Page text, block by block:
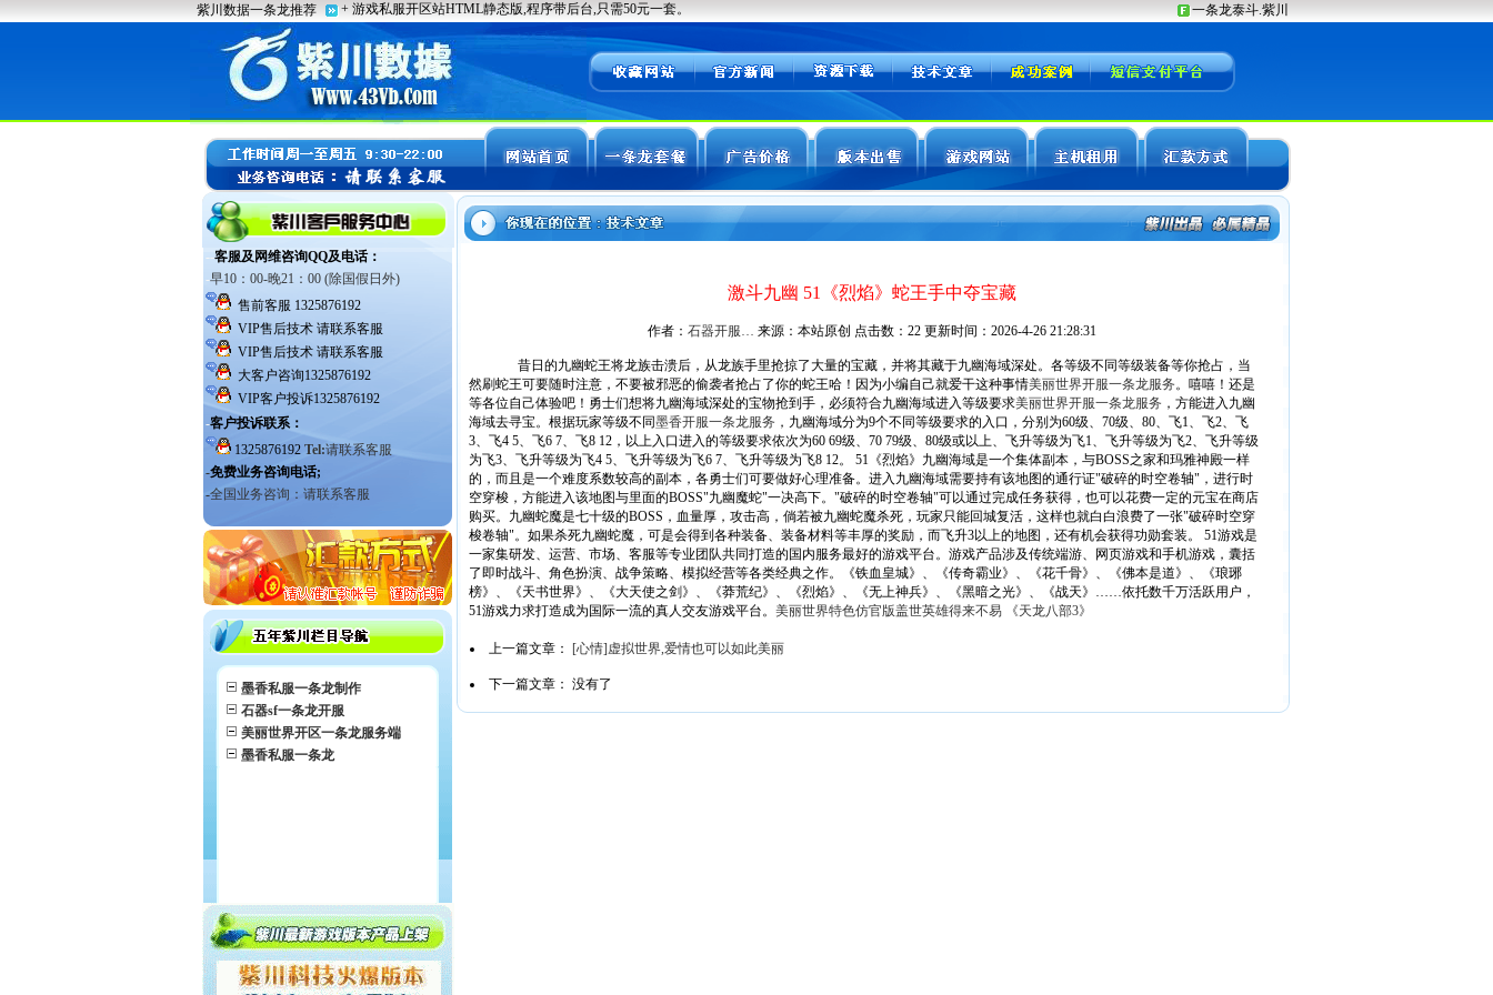
墨香私服一条龙制作
石器sf一条龙开服
美丽世界开区一条龙服务端
墨香私服一条龙
激斗九幽 51《烈焰》蛇王手中夺宝藏
作者： 石器开服… 来源：本站原创 点击数： 22 更新时间：2026-4-26 21:28:31
昔日的九幽蛇王将龙族击溃后，从龙族手里抢掠了大量的宝藏，并将其藏于九幽海域深处。各等级不同等级装备等你抢占，当
然刷蛇王可要随时注意，不要被邪恶的偷袭者抢占了你的蛇王哈！因为小编自己就爱干这种事情美丽世界开服一条龙服务。嘻嘻！还是
等各位自己体验吧！勇士们想将九幽海域深处的宝物抢到手，必须符合九幽海域进入等级要求美丽世界开服一条龙服务 ，方能进入九幽
海域去寻宝。根据玩家等级不同墨香开服一条龙服务 ，九幽海域分为9个不同等级要求的入口，分别为60级、70级、80、飞1、飞2、飞
3、飞4 5、飞6 7、飞8 12，以上入口进入的等级要求依次为60 69级、70 79级、80级或以上、飞升等级为飞1、飞升等级为飞2、飞升等级
为飞3、飞升等级为飞4 5、飞升等级为飞6 7、飞升等级为飞8 12。 51《烈焰》九幽海域是一个集体副本，与BOSS之家和玛雅神殿一样
的，而且是一个难度系数较高的副本，各勇士们可要做好心理准备。进入九幽海域需要持有该地图的通行证"破碎的时空卷轴"，进行时
空穿梭，方能进入该地图与里面的BOSS"九幽魔蛇"一决高下。"破碎的时空卷轴"可以通过完成任务获得，也可以花费一定的元宝在商店
购买。九幽蛇魔是七十级的BOSS，血量厚，攻击高，倘若被九幽蛇魔杀死，玩家只能回城复活，这样也就白白浪费了一张"破碎时空穿
梭卷轴"。如果杀死九幽蛇魔，可是会得到各种装备、装备材料等丰厚的奖励，而飞升3以上的地图，还有机会获得功勋套装。 51游戏是
一家集研发、运营、市场、客服等专业团队共同打造的国内服务最好的游戏平台。游戏产品涉及传统端游、网页游戏和手机游戏，囊括
了即时战斗、角色扮演、战争策略、模拟经营等各类经典之作。《铁血皇城》、《传奇霸业》、《花千骨》、《佛本是道》、《琅琊
榜》、《天书世界》、《大天使之剑》、《莽荒纪》、《烈焰》、《无上神兵》、《黑暗之光》、《战天》……依托数千万活跃用户，
51游戏力求打造成为国际一流的真人交友游戏平台。 美丽世界特色仿官版盖世英雄得来不易 《天龙八部3》
上一篇文章： [心情]虚拟世界,爱情也可以如此美丽
下一篇文章： 没有了